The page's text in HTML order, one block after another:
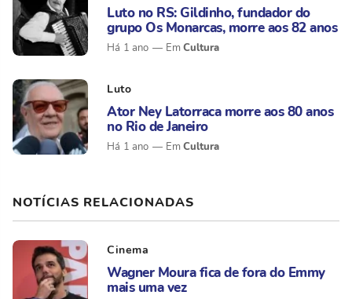
Luto no RS: Gildinho, fundador do
grupo Os Monarcas, morre aos 82 anos
Há 1 ano Cultura
Luto
Ator Ney Latorraca morre aos 80 anos
no Rio de Janeiro
Há 1 ano Cultura
NOTÍCIAS RELACIONADAS
Cinema
Wagner Moura fica de fora do Emmy
mais uma vez